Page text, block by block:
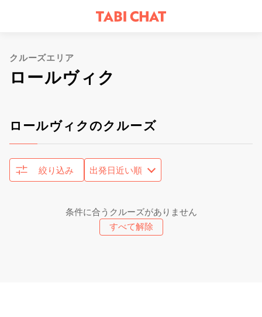
クルーズエリア
ロールヴィク
ロールヴィクのクルーズ
絞り込み
条件に合うクルーズがありません
すべて解除